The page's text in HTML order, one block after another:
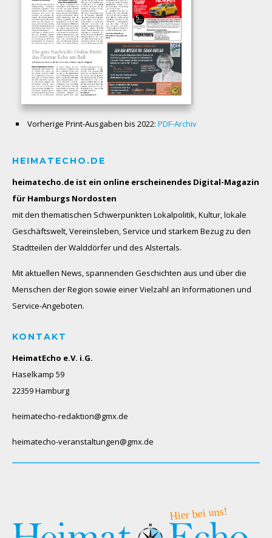
Vorherige Print-Ausgaben bis 2022: PDF-Archiv
HEIMATECHO.DE
heimatecho.de ist ein online erscheinendes Digital-Magazin
für Hamburgs Nordosten
mit den thematischen Schwerpunkten Lokalpolitik, Kultur, lokale
Geschäftswelt, Vereinsleben, Service und starkem Bezug zu den
Stadtteilen der Walddörfer und des Alstertals.
Mit aktuellen News, spannenden Geschichten aus und über die
Menschen der Region sowie einer Vielzahl an Informationen und
Service-Angeboten.
KONTAKT
HeimatEcho e.V. i.G.
Haselkamp 59
22359 Hamburg
heimatecho-redaktion@gmx.de
heimatecho-veranstaltungen@gmx.de